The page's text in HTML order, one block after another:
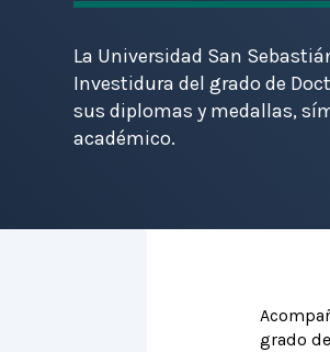
La Universidad San
Investidura del grado de
sus diplomas y medallas,
académico.
grado